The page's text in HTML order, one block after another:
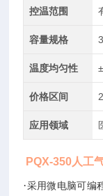
控温范围
容量规格
温度均匀性
价格区间
应用领域
PQX-350人工
·采用微电脑可编